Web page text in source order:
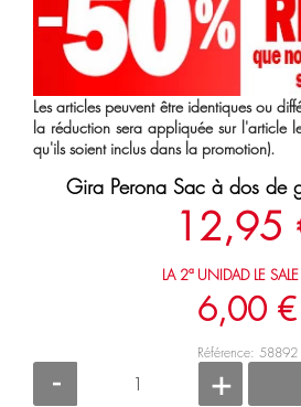
Les articles peuvent être identiques ou
la réduction sera appliquée sur l'article
qu'ils soient inclus dans la promotion).
Gira Perona Sac à dos de
12,95
LA 2ª UNIDAD LE
6,00 €
Référence: 58892
- +